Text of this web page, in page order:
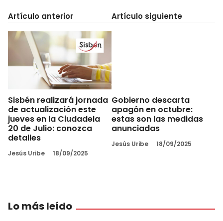
Artículo anterior
Sisbén realizará jornada
de actualización este
jueves en la Ciudadela
20 de Julio: conozca
detalles
Jesús Uribe 18/09/2025
Artículo siguiente
Gobierno descarta
apagón en octubre:
estas son las medidas
anunciadas
Jesús Uribe 18/09/2025
Lo más leído